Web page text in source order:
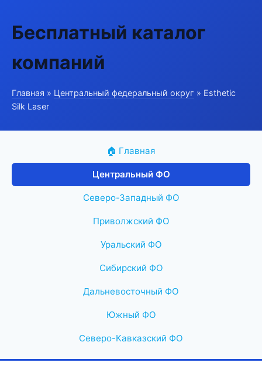
Бесплатный каталог
компаний
Главная » Центральный федеральный округ » Esthetic
Silk Laser
🏠 Главная
Центральный ФО
Северо-Западный ФО
Приволжский ФО
Уральский ФО
Сибирский ФО
Дальневосточный ФО
Южный ФО
Северо-Кавказский ФО